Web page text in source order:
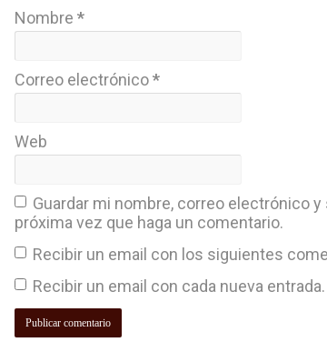
Nombre *
Correo electrónico*
Web
Guardar mi nombre, correo electrónico
próxima vez que haga un comentario.
Recibir un email con los siguientes
Recibir un email con cada nueva entrada.